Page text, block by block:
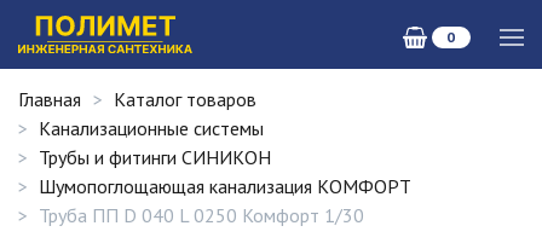
0
Главная
Каталог товаров
Канализационные системы
Трубы и фитинги СИНИКОН
Шумопоглощающая канализация КОМФОРТ
Труба ПП D 040 L 0250 Комфорт 1/30